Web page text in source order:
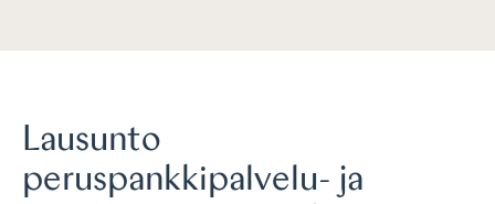
Lausunto
peruspankkipalvelu- ja